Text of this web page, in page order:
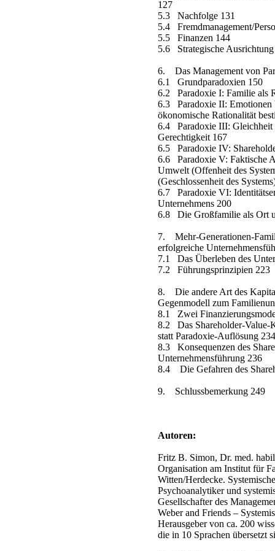
127
5.3 Nachfolge 131
5.4 Fremdmanagement/
5.5 Finanzen 144
5.6 Strategische
6. Das Management von
6.1 Grundparadoxien 150
6.2 Paradoxie I: Familie als
6.3 Paradoxie II: Emotionen
ökonomische Rationalität
6.4 Paradoxie III: Gleichheit
Gerechtigkeit 167
6.5 Paradoxie IV:
6.6 Paradoxie V: Faktische
Umwelt (Offenheit des
(Geschlossenheit des
6.7 Paradoxie VI:
Unternehmens 200
6.8 Die Großfamilie als Ort
7. Mehr-Generationen-
erfolgreiche
7.1 Das Überleben des
7.2 Führungsprinzipien 223
8. Die andere Art des
Gegenmodell zum
8.1 Zwei
8.2 Das Shareholder-Value-
statt Paradoxie-Auflösung 234
8.3 Konsequenzen des
Unternehmensführung 236
8.4 Die Gefahren des
9. Schlussbemerkung 249
Autoren:
Fritz B. Simon, Dr. med.
Organisation am Institut für
Witten/Herdecke.
Psychoanalytiker und
Gesellschafter des
Weber and Friends –
Herausgeber von ca. 200
die in 10 Sprachen übersetzt